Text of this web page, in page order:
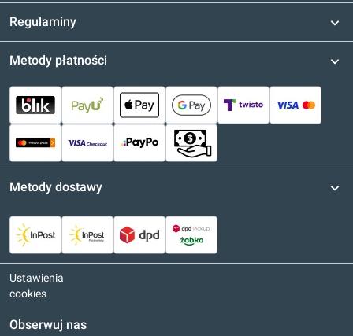
Regulaminy
Metody płatności
Metody dostawy
Ustawienia
cookies
Obserwuj nas